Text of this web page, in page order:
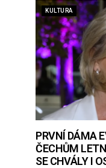
KULTURA
PRVNÍ DÁMA
ČECHŮM
SE CHVÁLY I